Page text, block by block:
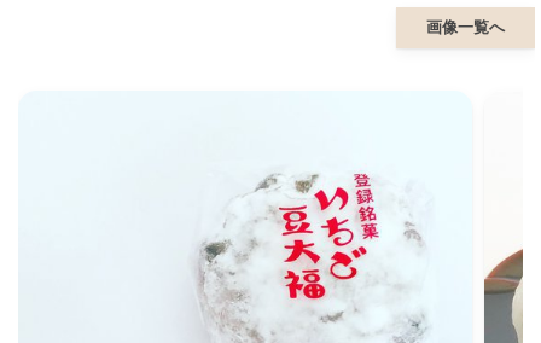
画像一覧へ